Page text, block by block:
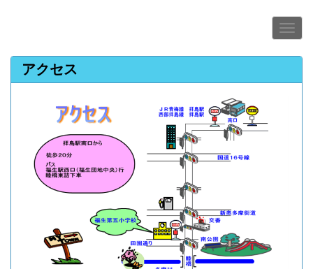
アクセス